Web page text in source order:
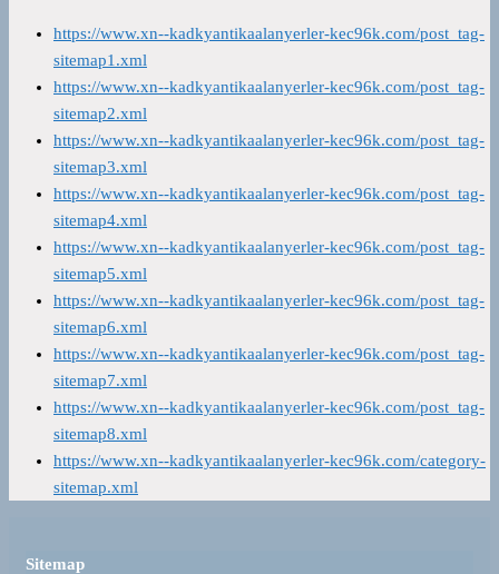
https://www.xn--kadkyantikaalanyerler-kec96k.com/post_tag-
sitemap1.xml
https://www.xn--kadkyantikaalanyerler-kec96k.com/post_tag-
sitemap2.xml
https://www.xn--kadkyantikaalanyerler-kec96k.com/post_tag-
sitemap3.xml
https://www.xn--kadkyantikaalanyerler-kec96k.com/post_tag-
sitemap4.xml
https://www.xn--kadkyantikaalanyerler-kec96k.com/post_tag-
sitemap5.xml
https://www.xn--kadkyantikaalanyerler-kec96k.com/post_tag-
sitemap6.xml
https://www.xn--kadkyantikaalanyerler-kec96k.com/post_tag-
sitemap7.xml
https://www.xn--kadkyantikaalanyerler-kec96k.com/post_tag-
sitemap8.xml
https://www.xn--kadkyantikaalanyerler-kec96k.com/category-
sitemap.xml
Sitemap